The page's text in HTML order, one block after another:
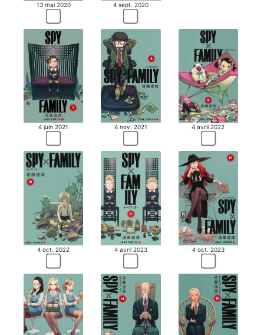
13 mai 2020 4 sept. 2020
4 juin 2021 4 nov. 2021 4 avril 2022
4 oct. 2022 4 avril 2023 4 oct. 2023